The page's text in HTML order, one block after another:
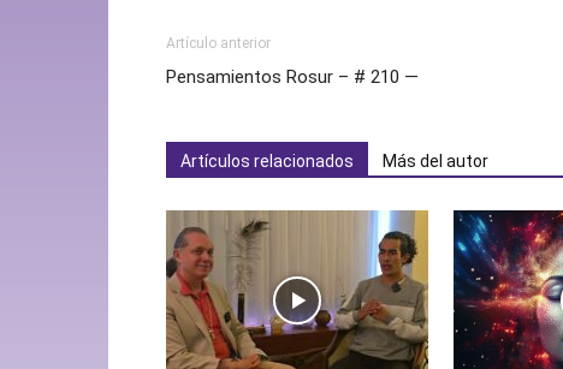
Artículo anterior
Pensamientos Rosur – # 210 —
Artículos relacionados Más del autor